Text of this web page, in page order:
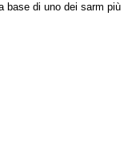
base di uno dei sarm più